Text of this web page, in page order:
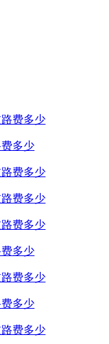
费多少
多少
费多少
费多少
费多少
多少
费多少
多少
费多少